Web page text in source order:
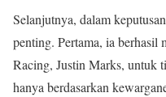
Selanjutnya, dalam
penting. Pertama, ia
Racing, Justin Marks, untuk
hanya berdasarkan